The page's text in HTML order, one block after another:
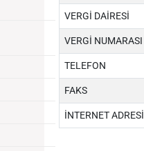
VERGİ DAİRESİ
VERGİ NUMARASI
TELEFON
FAKS
İNTERNET ADRESİ